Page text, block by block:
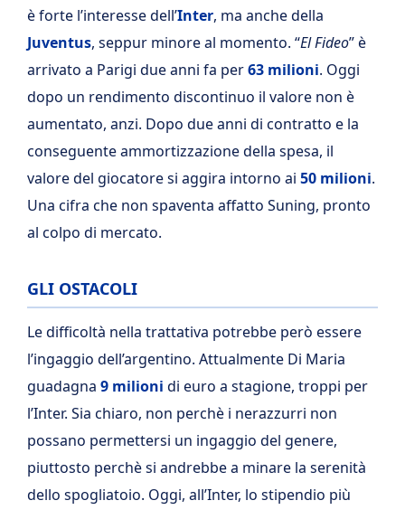
è forte l’interesse dell’Inter, ma anche della
Juventus, seppur minore al momento. “El Fideo” è
arrivato a Parigi due anni fa per63 milioni. Oggi
dopo un rendimento discontinuo il valore non è
aumentato, anzi. Dopo due anni di contratto e la
conseguente ammortizzazione della spesa, il
valore del giocatore si aggira intorno ai 50 milioni.
Una cifra che non spaventa affatto Suning, pronto
al colpo di mercato.
GLI OSTACOLI
Le difficoltà nella trattativa potrebbe però essere
l’ingaggio dell’argentino. Attualmente Di Maria
guadagna 9 milioni di euro a stagione, troppi per
l’Inter. Sia chiaro, non perchè i nerazzurri non
possano permettersi un ingaggio del genere,
piuttosto perchè si andrebbe a minare la serenità
dello spogliatoio. Oggi, all’Inter, lo stipendio più